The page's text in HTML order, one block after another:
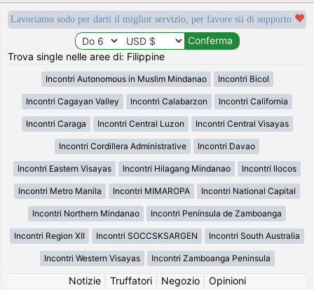
Lavoriamo sodo per darti il miglior servizio, per favore sii di supporto
Trova single nelle aree di: Filippine
Incontri Autonomous in Muslim Mindanao Incontri Bicol
Incontri Cagayan Valley Incontri Calabarzon Incontri California
Incontri Caraga Incontri Central Luzon Incontri Central Visayas
Incontri Cordillera Administrative Incontri Davao
Incontri Eastern Visayas Incontri Hilagang Mindanao Incontri Ilocos
Incontri Metro Manila Incontri MIMAROPA Incontri National Capital
Incontri Northern Mindanao Incontri Península de Zamboanga
Incontri Region XII Incontri SOCCSKSARGEN Incontri South Australia
Incontri Western Visayas Incontri Zamboanga Peninsula
Notizie| Truffatori| Negozio| Opinioni